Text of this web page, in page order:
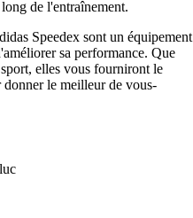
de l'entraînement.
Speedex sont un équipement
sa performance. Que
elles vous fourniront le
donner le meilleur de vous-